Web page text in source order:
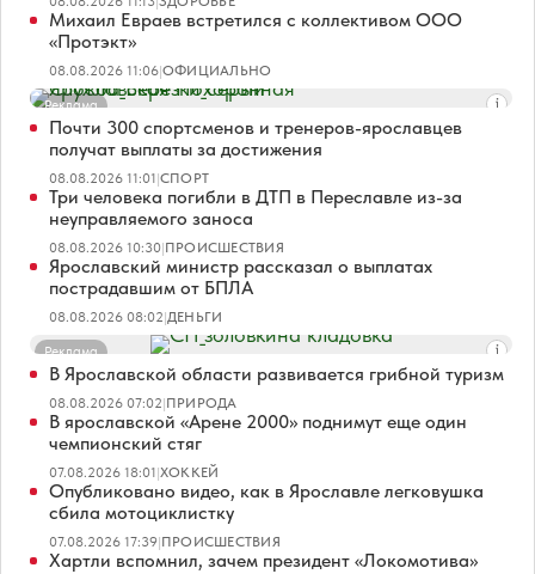
Михаил Евраев встретился с коллективом ООО
«Протэкт»
08.08.2026 11:06|ОФИЦИАЛЬНО
Реклама
Почти 300 спортсменов и тренеров-ярославцев
получат выплаты за достижения
08.08.2026 11:01|СПОРТ
Три человека погибли в ДТП в Переславле из-за
неуправляемого заноса
08.08.2026 10:30|ПРОИСШЕСТВИЯ
Ярославский министр рассказал о выплатах
пострадавшим от БПЛА
08.08.2026 08:02|ДЕНЬГИ
Реклама
В Ярославской области развивается грибной туризм
08.08.2026 07:02|ПРИРОДА
В ярославской «Арене 2000» поднимут еще один
чемпионский стяг
07.08.2026 18:01|ХОККЕЙ
Опубликовано видео, как в Ярославле легковушка
сбила мотоциклистку
07.08.2026 17:39|ПРОИСШЕСТВИЯ
Хартли вспомнил, зачем президент «Локомотива»